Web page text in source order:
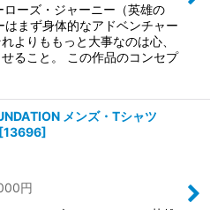
ローズ・ジャーニー（英雄の
はまず身体的なアドベンチャー
よりももっと大事なのは心、
ること。 この作品のコンセプ
メンズ・Tシャツ
[13696]
円